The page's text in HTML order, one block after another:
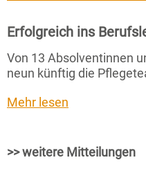
Erfolgreich ins
Von 13 Absolventinnen
neun künftig die
Mehr lesen
>> weitere Mitteilungen